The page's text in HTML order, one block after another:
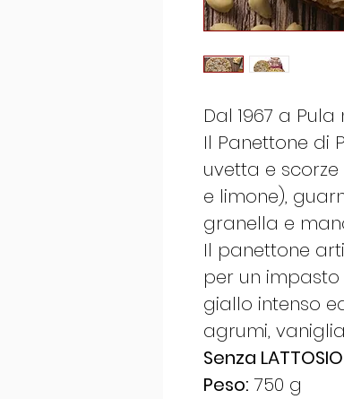
Dal 1967 a
Il Panettone di
uvetta e
e limone),
granella e
Il panettone
per un
giallo intenso
agrumi,
Senza LATTOSIO
Peso: 750 g